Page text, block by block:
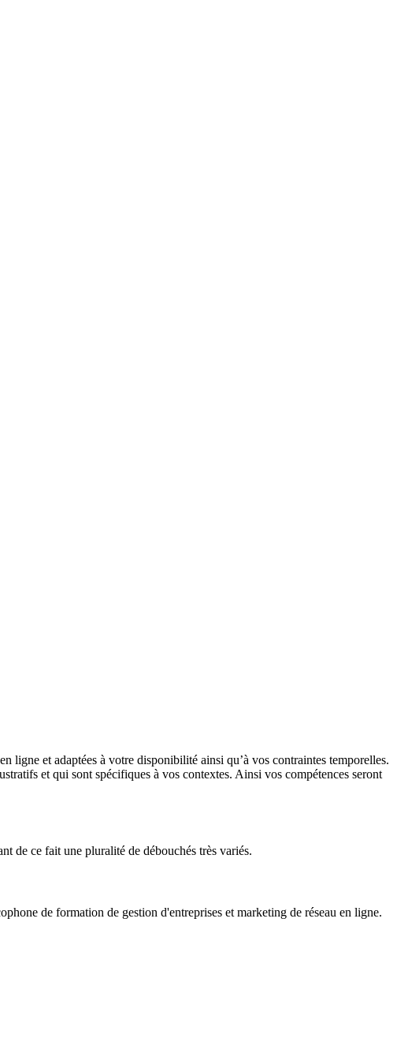
ligne et adaptées à votre disponibilité ainsi qu’à vos contraintes temporelles.
et qui sont spécifiques à vos contextes. Ainsi vos compétences seront
de ce fait une pluralité de débouchés très variés.
de formation de gestion d'entreprises et marketing de réseau en ligne.